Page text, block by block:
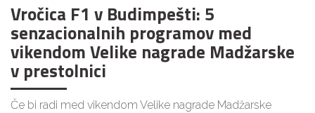
Vročica F1 v Budimpešti: 5
senzacionalnih programov med
vikendom Velike nagrade Madžarske
v prestolnici
Če bi radi med vikendom Velike nagrade Madžarske